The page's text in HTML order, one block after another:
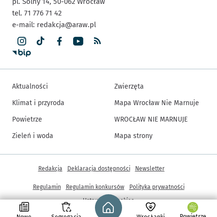
Strona główna - wroclaw.pl
tel. 71 776 71 42
e-mail: redakcja@araw.pl
Aktualności
Klimat i przyroda
Powietrze
Zieleń i woda
Zwierzęta
Mapa Wrocław Nie Marnuje
WROCŁAW NIE MARNUJE
Mapa strony
Inne informacje
Redakcja Deklaracja dostępności Newsletter
Regulamin Regulamin konkursów
Polityka prywatności
Ustawienia cookies